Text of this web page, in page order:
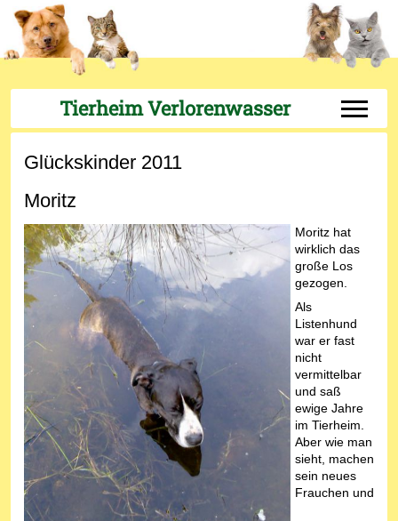
Tierheim Verlorenwasser Off-
Glückskinder 2011
Moritz
Moritz hat
wirklich das
große Los
gezogen.
Als
Listenhund
war er fast
nicht
vermittelbar
und saß
ewige Jahre
im Tierheim.
Aber wie man
sieht, machen
sein neues
Frauchen und